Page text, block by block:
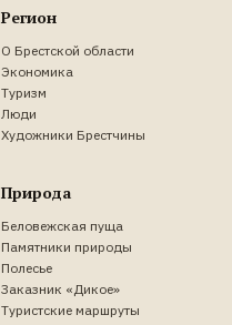
Регион
О Брестской области
Экономика
Туризм
Люди
Художники Брестчины
Природа
Беловежская пуща
Памятники природы
Полесье
Заказник «Дикое»
Туристские маршруты